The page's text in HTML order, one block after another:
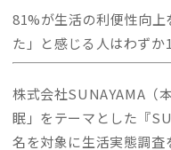
81%が生活の利便性向
た」と感じる人はわず
株式会社SUNAYAMA（
眠」をテーマとした『
名を対象に生活実態調査